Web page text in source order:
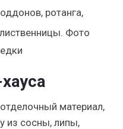
материал,
из сосны, липы,